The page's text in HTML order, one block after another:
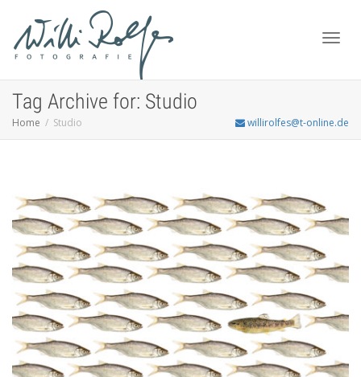
Tag Archive for: Studio
Home Studio willirolfes@t-online.de